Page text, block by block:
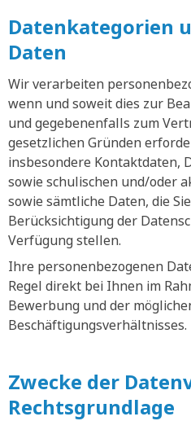
Datenkategorien
Daten
Wir verarbeiten
wenn und soweit dies zur
und gegebenenfalls zum
gesetzlichen Gründen
insbesondere Kontaktdaten,
sowie schulischen und/oder
sowie sämtliche Daten, die
Berücksichtigung der
Verfügung stellen.
Ihre personenbezogenen
Regel direkt bei Ihnen im
Bewerbung und der
Beschäftigungsverhältnisses.
Zwecke der
Rechtsgrundlage